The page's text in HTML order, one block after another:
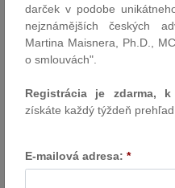
Všeobecná
elektronických komunikácií
štáty môžu prijať právnu
darček v podobe
nejznámějších českých
Martina Maisnera, Ph.D.,
o smlouvách".
Registrácia je zdarma,
získáte každý týždeň
E-mailová adresa: *